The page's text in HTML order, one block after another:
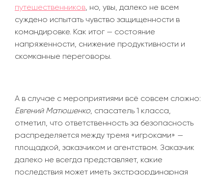
путешественников, но, увы, далеко не всем
суждено испытать чувство защищенности в
командировке. Как итог — состояние
напряженности, снижение продуктивности и
скомканные переговоры.
А в случае с мероприятиями всё совсем сложно:
Евгений Матюшенко, спасатель 1 класса,
отметил, что ответственность за безопасность
распределяется между тремя «игроками» —
площадкой, заказчиком и агентством. Заказчик
далеко не всегда представляет, какие
последствия может иметь экстраординарная